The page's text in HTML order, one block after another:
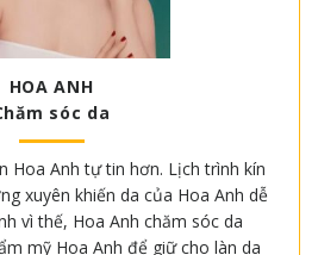
HOA ANH
sóc da
Hoa Anh tự tin hơn. Lịch trình kín
xuyên khiến da của Hoa Anh dễ
vì thế, Hoa Anh chăm sóc da
mỹ Hoa Anh để giữ cho làn da